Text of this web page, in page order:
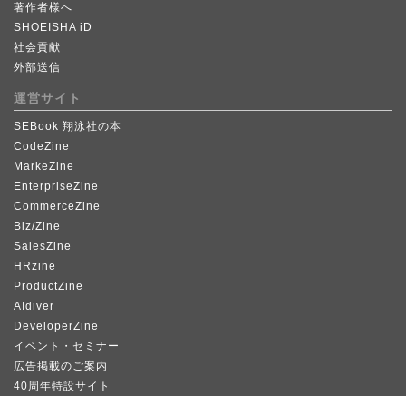
著作者様へ
SHOEISHA iD
社会貢献
外部送信
運営サイト
SEBook 翔泳社の本
CodeZine
MarkeZine
EnterpriseZine
CommerceZine
Biz/Zine
SalesZine
HRzine
ProductZine
AIdiver
DeveloperZine
イベント・セミナー
広告掲載のご案内
40周年特設サイト